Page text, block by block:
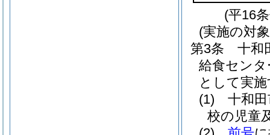
(平16
(実施の対
第3条
十和
給食セン
として実
(1)
十和
校の児童